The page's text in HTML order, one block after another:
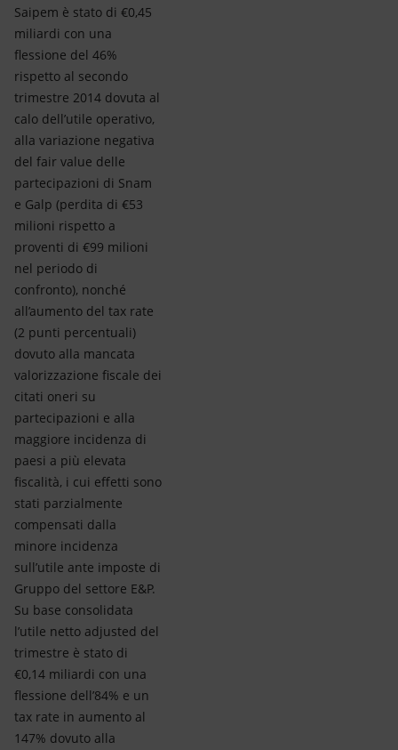
Saipem è stato di €0,45
miliardi con una
flessione del 46%
rispetto al secondo
trimestre 2014 dovuta al
calo dell’utile operativo,
alla variazione negativa
del fair value delle
partecipazioni di Snam
e Galp (perdita di €53
milioni rispetto a
proventi di €99 milioni
nel periodo di
confronto), nonché
all’aumento del tax rate
(2 punti percentuali)
dovuto alla mancata
valorizzazione fiscale dei
citati oneri su
partecipazioni e alla
maggiore incidenza di
paesi a più elevata
fiscalità, i cui effetti sono
stati parzialmente
compensati dalla
minore incidenza
sull’utile ante imposte di
Gruppo del settore E&P.
Su base consolidata
l’utile netto adjusted del
trimestre è stato di
€0,14 miliardi con una
flessione dell’84% e un
tax rate in aumento al
147% dovuto alla